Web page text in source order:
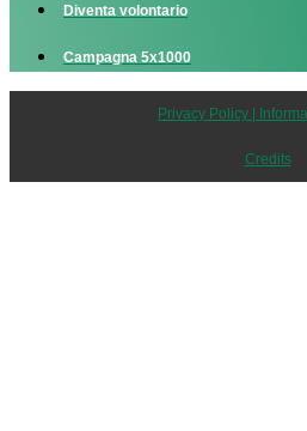
Diventa volontario
Campagna 5x1000
Privacy Policy |
Credits